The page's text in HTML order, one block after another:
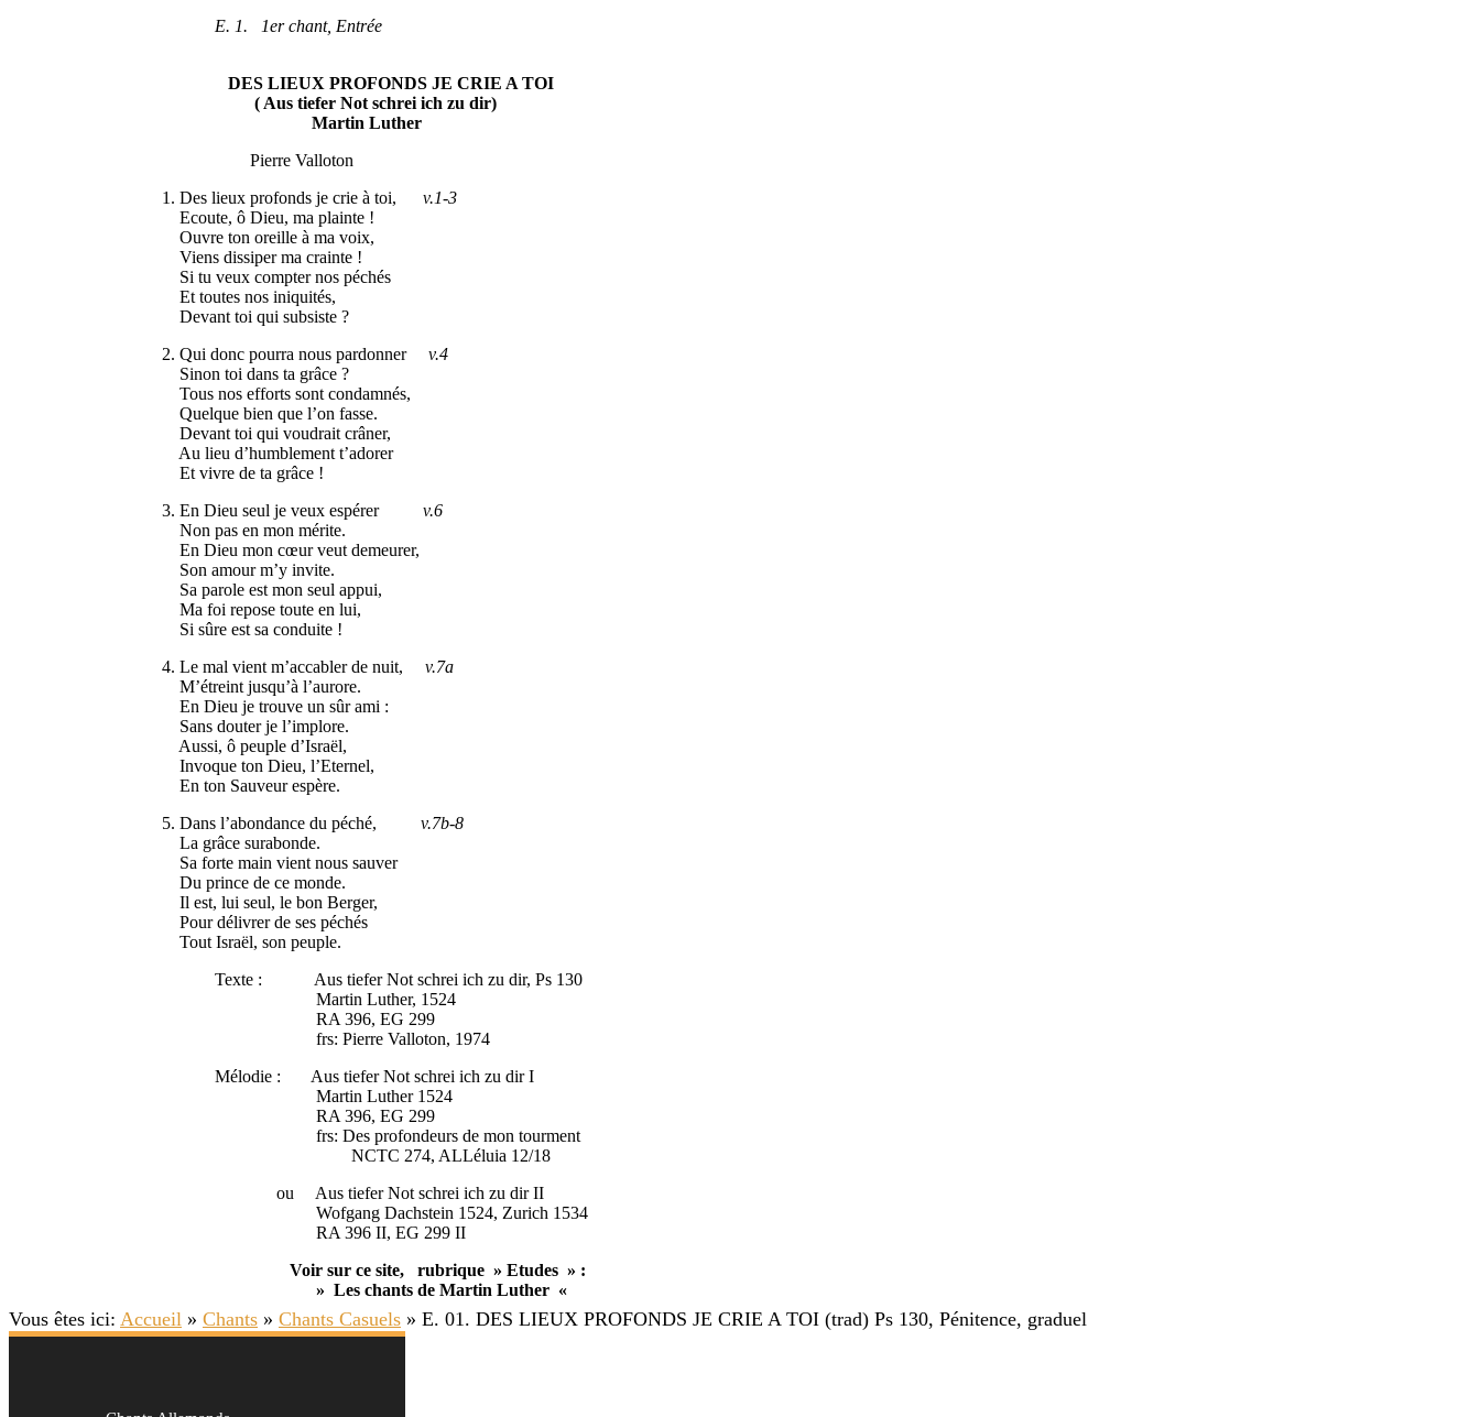
E. 1. 1er chant, Entrée
DES LIEUX PROFONDS JE CRIE A TOI
( Aus tiefer Not schrei ich zu dir)
Martin Luther
Pierre Valloton
1. Des lieux profonds je crie à toi,v.1-3
Ecoute, ô Dieu, ma plainte !
Ouvre ton oreille à ma voix,
Viens dissiper ma crainte !
Si tu veux compter nos péchés
Et toutes nos iniquités,
Devant toi qui subsiste ?
2. Qui donc pourra nous pardonnerv.4
Sinon toi dans ta grâce ?
Tous nos efforts sont condamnés,
Quelque bien que l’on fasse.
Devant toi qui voudrait crâner,
Au lieu d’humblement t’adorer
Et vivre de ta grâce !
3. En Dieu seul je veux espérerv.6
Non pas en mon mérite.
En Dieu mon cœur veut demeurer,
Son amour m’y invite.
Sa parole est mon seul appui,
Ma foi repose toute en lui,
Si sûre est sa conduite !
4. Le mal vient m’accabler de nuit,v.7a
M’étreint jusqu’à l’aurore.
En Dieu je trouve un sûr ami :
Sans douter je l’implore.
Aussi, ô peuple d’Israël,
Invoque ton Dieu, l’Eternel,
En ton Sauveur espère.
5. Dans l’abondance du péché,
v.7b-8
La grâce surabonde.
Sa forte main vient nous sauver
Du prince de ce monde.
Il est, lui seul, le bon Berger,
Pour délivrer de ses péchés
Tout Israël, son peuple.
Texte : Aus tiefer Not schrei ich zu dir, Ps 130
Martin Luther, 1524
RA 396, EG 299
frs: Pierre Valloton, 1974
Mélodie : Aus tiefer Not schrei ich zu dir I
Martin Luther 1524
RA 396, EG 299
frs: Des profondeurs de mon tourment
NCTC 274, ALLéluia 12/18
ou Aus tiefer Not schrei ich zu dir II
Wofgang Dachstein 1524, Zurich 1534
RA 396 II, EG 299 II
Voir sur ce site, rubrique » Etudes » :
» Les chants de Martin Luther «
Vous êtes ici: Accueil » Chants » Chants Casuels » E. 01. DES LIEUX PROFONDS JE CRIE A TOI (trad) Ps 130, Pénitence, graduel